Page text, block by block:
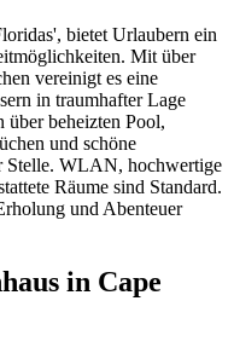
bietet Urlaubern ein
Mit über
vereinigt es eine
in traumhafter Lage
über beheizten Pool,
und schöne
Stelle. WLAN, hochwertige
Räume sind Standard.
in Cape